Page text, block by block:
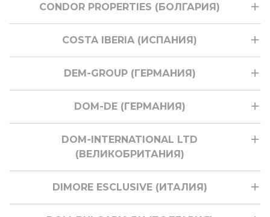
CONDOR PROPERTIES (БОЛГАРИЯ)
COSTA IBERIA (ИСПАНИЯ)
DEM-GROUP (ГЕРМАНИЯ)
DOM-DE (ГЕРМАНИЯ)
DOM-INTERNATIONAL LTD
(ВЕЛИКОБРИТАНИЯ)
DIMORE ESCLUSIVE (ИТАЛИЯ)